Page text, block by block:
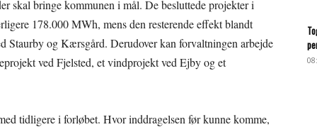
skal bringe kommunen i mål. De besluttede projekter i
178.000 MWh, mens den resterende effekt blandt
Staurby og Kærsgård. Derudover kan forvaltningen arbejde
ved Fjelsted, et vindprojekt ved Ejby og et
tidligere i forløbet. Hvor inddragelsen før kunne komme,